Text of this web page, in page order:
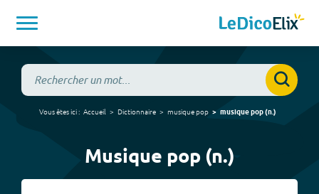
Vous êtes ici : Accueil Dictionnaire musique pop musique pop(n.)
Musique pop (n.)